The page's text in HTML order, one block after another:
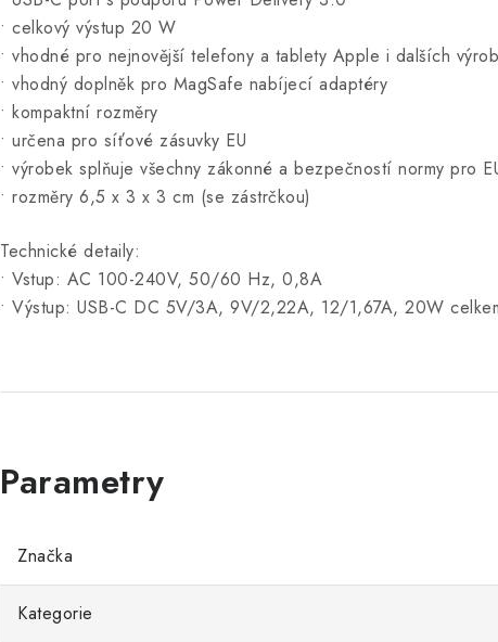
• celkový výstup 20 W
• vhodné pro nejnovější telefony a tablety Apple i dalších
• vhodný doplněk pro MagSafe nabíjecí adaptéry
• kompaktní rozměry
• určena pro síťové zásuvky EU
• výrobek splňuje všechny zákonné a bezpečností normy pro
• rozměry 6,5 x 3 x 3 cm (se zástrčkou)
Technické detaily:
• Vstup: AC 100-240V, 50/60 Hz, 0,8A
• Výstup: USB-C DC 5V/3A, 9V/2,22A, 12/1,67A, 20W
Značka
Kategorie